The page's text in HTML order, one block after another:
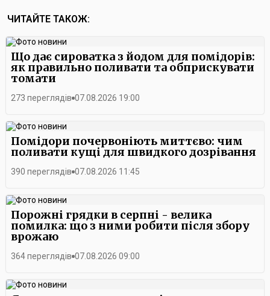
ЧИТАЙТЕ ТАКОЖ:
Що дає сироватка з йодом для помідорів:
як правильно поливати та обприскувати
томати
273 переглядів 07.08.2026 19:00
Помідори почервоніють миттєво: чим
поливати кущі для швидкого дозрівання
390 переглядів 07.08.2026 11:45
Порожні грядки в серпні - велика
помилка: що з ними робити після збору
врожаю
364 переглядів 07.08.2026 09:00